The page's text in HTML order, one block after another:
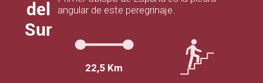
del
Sur
angular de este peregrinaje.
22,5 Km